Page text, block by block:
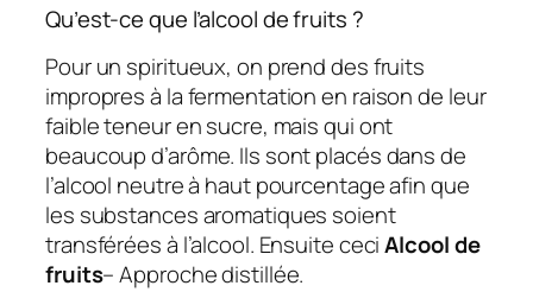
Qu’est-ce que l’alcool de fruits ?
Pour un spiritueux, on prend des fruits
impropres à la fermentation en raison de leur
faible teneur en sucre, mais qui ont
beaucoup d’arôme. Ils sont placés dans de
l’alcool neutre à haut pourcentage afin que
les substances aromatiques soient
transférées à l’alcool. Ensuite ceciAlcool de
fruits– Approche distillée.